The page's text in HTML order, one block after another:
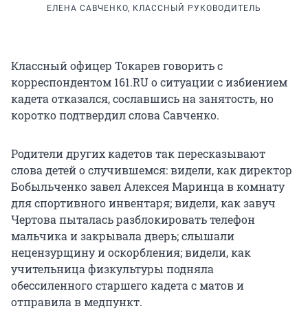
ЕЛЕНА САВЧЕНКО, КЛАССНЫЙ РУКОВОДИТЕЛЬ
Классный офицер Токарев говорить с
корреспондентом 161.RU о ситуации с избиением
кадета отказался, сославшись на занятость, но
коротко подтвердил слова Савченко.
Родители других кадетов так пересказывают
слова детей о случившемся: видели, как директор
Бобыльченко завел Алексея Маринца в комнату
для спортивного инвентаря; видели, как завуч
Чертова пыталась разблокировать телефон
мальчика и закрывала дверь; слышали
нецензурщину и оскорбления; видели, как
учительница физкультуры подняла
обессиленного старшего кадета с матов и
отправила в медпункт.